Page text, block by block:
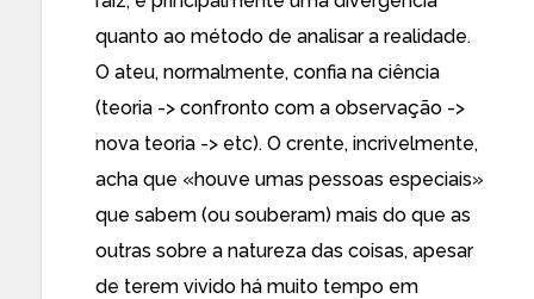
quanto ao método de analisar a realidade.
O ateu, normalmente, confia na ciência
(teoria -> confronto com a observação ->
nova teoria -> etc). O crente, incrivelmente,
acha que «houve umas pessoas especiais»
que sabem (ou souberam) mais do que as
outras sobre a natureza das coisas, apesar
de terem vivido há muito tempo em